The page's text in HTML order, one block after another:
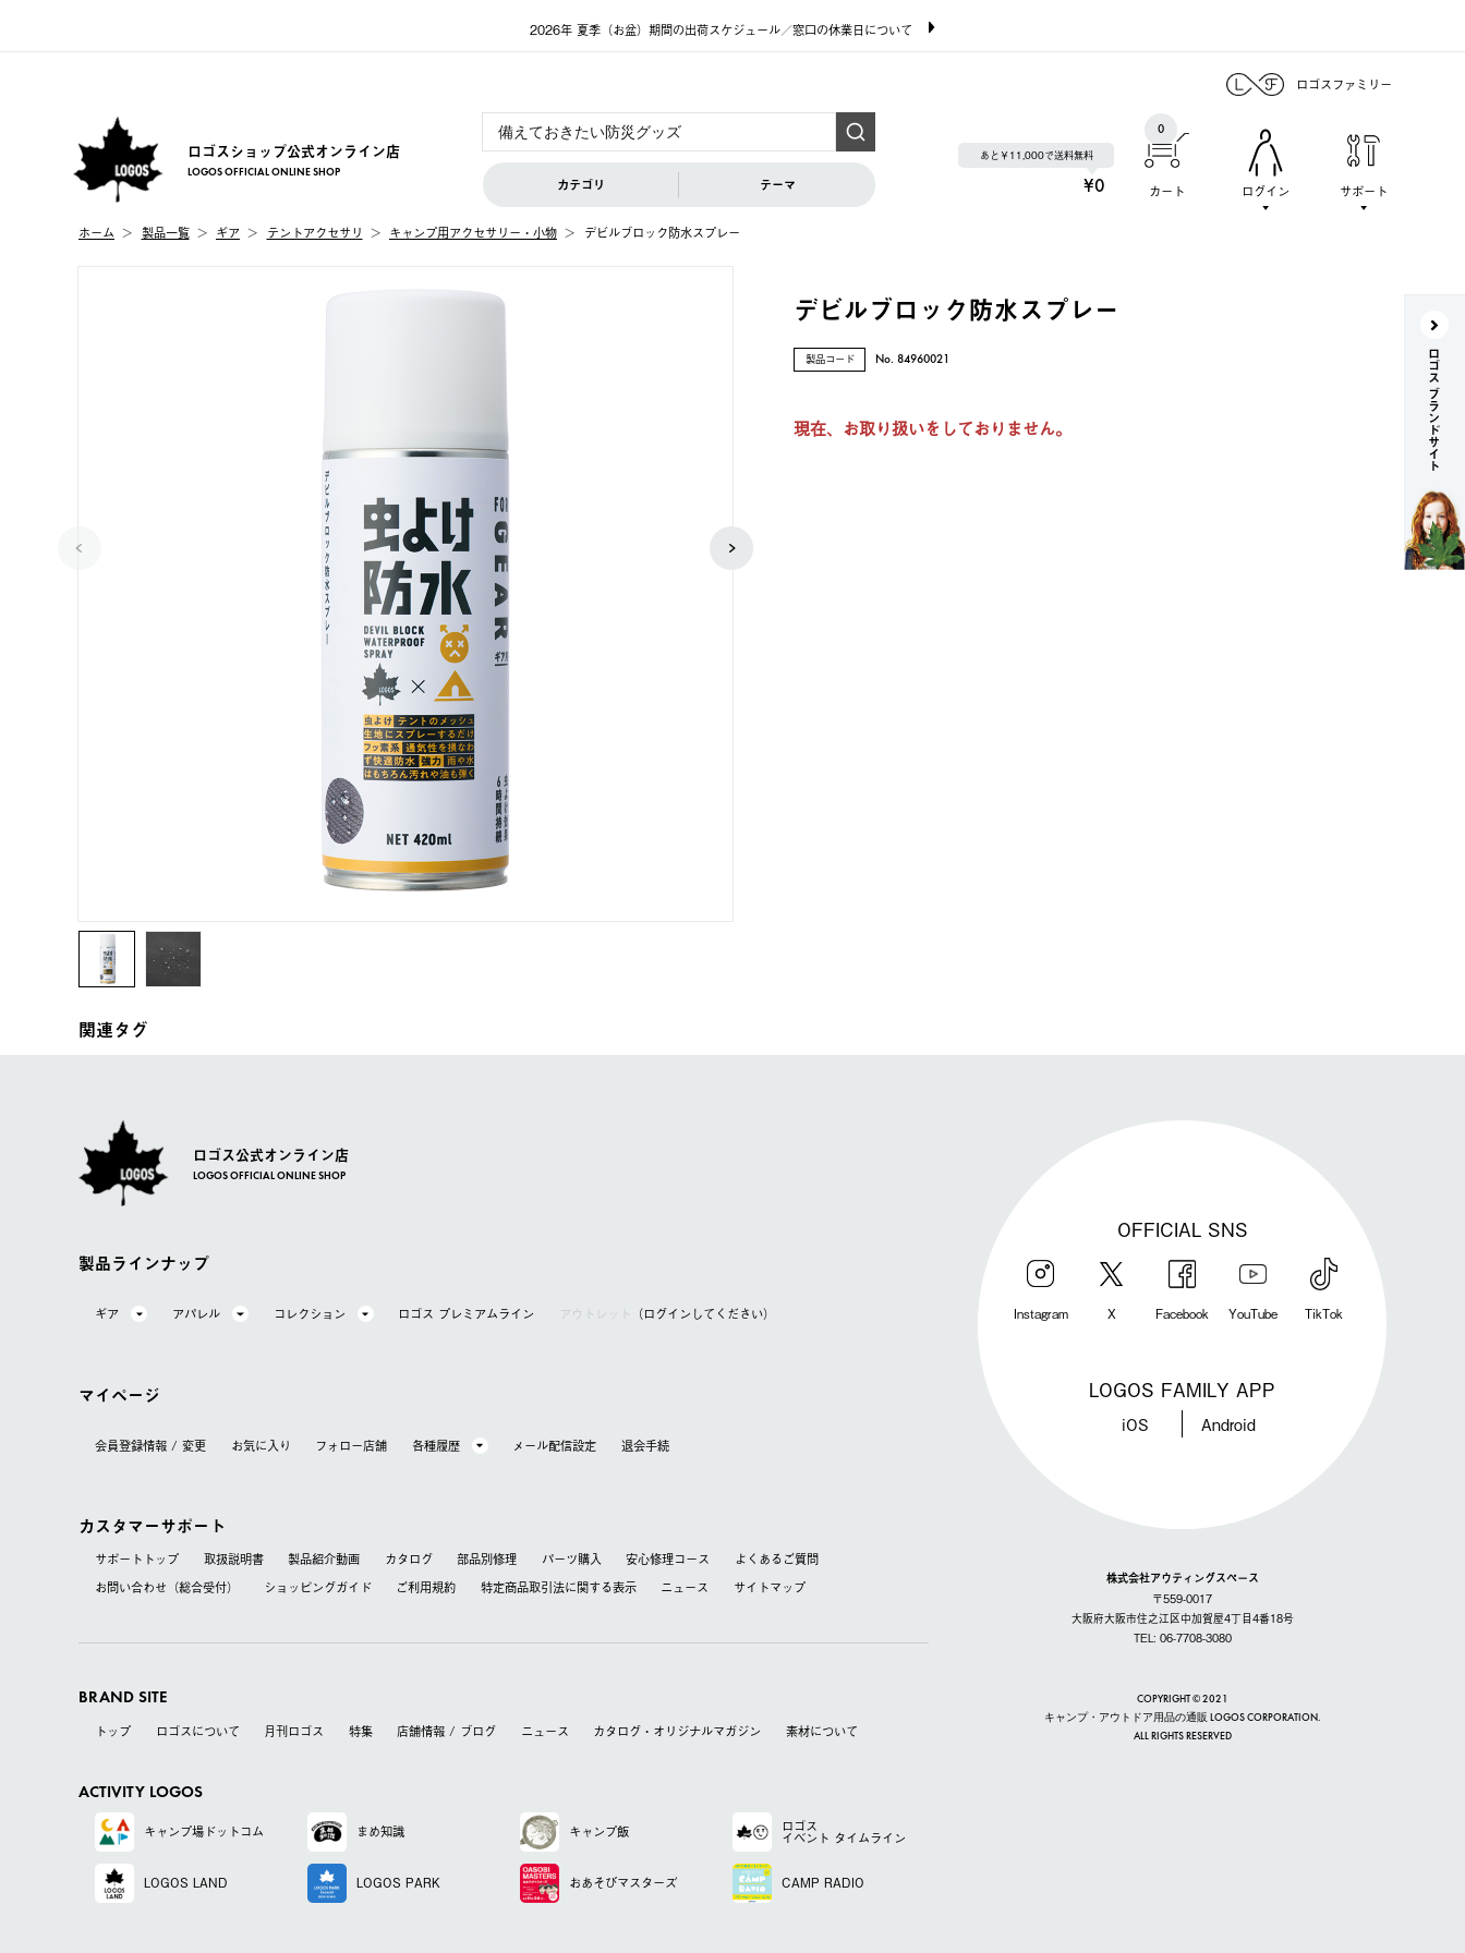
2026年 夏季（お盆）期間の出荷スケジュール／窓口の休業日について
ロゴスファミリー
ロゴスショップ公式オンライン店
LOGOS OFFICIAL ONLINE SHOP
カテゴリ テーマ
あと￥11,000で送料無料
¥0 カート
0
ログイン サポート
ホーム 製品⼀覧 ギア テントアクセサリ キャンプ用アクセサリー・小物 デビルブロック防水スプレー
関連タグ
デビルブロック防水スプレー
製品コード No. 84960021
現在、お取り扱いをしておりません。
ロゴス公式オンライン店
LOGOS OFFICIAL ONLINE SHOP
製品ラインナップ
ギア アパレル コレクション ロゴス プレミアムライン アウトレット （ログインしてください）
マイページ
会員登録情報 / 変更 お気に⼊り フォロー店舗 各種履歴 メール配信設定 退会⼿続
カスタマーサポート
サポートトップ 取扱説明書 製品紹介動画 カタログ 部品別修理 パーツ購入 安心修理コース
よくあるご質問
お問い合わせ（総合受付）
ショッピングガイド ご利用規約 特定商品取引法に関する表⽰ ニュース サイトマップ
BRAND SITE
トップ ロゴスについて 月刊ロゴス 特集 店舗情報 / ブログ ニュース カタログ・オリジナルマガジン 素材について
ACTIVITY LOGOS
キャンプ場ドットコム まめ知識 キャンプ飯 ロゴス
イベント タイムライン
LOGOS LAND LOGOS PARK おあそびマスターズ CAMP RADIO
OFFICIAL SNS
Instagram X Facebook YouTube TikTok
LOGOS FAMILY APP
iOS Android
株式会社アウティングスペース
〒559-0017
大阪府大阪市住之江区中加賀屋4丁目4番18号
TEL: 06-7708-3080
COPYRIGHT © 2021
キャンプ・アウトドア用品の通販 LOGOS CORPORATION.
ALL RIGHTS RESERVED
ロゴス ブランドサイト